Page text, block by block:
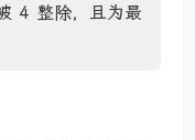
4 整除，且为最